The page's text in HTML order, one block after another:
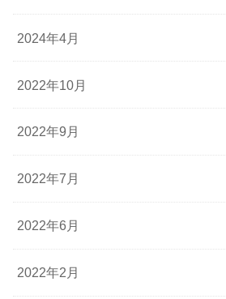
2024年4月
2022年10月
2022年9月
2022年7月
2022年6月
2022年2月